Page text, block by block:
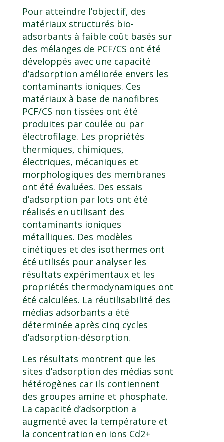
Pour atteindre l’objectif, des
matériaux structurés bio-
adsorbants à faible coût basés sur
des mélanges de PCF/CS ont été
développés avec une capacité
d’adsorption améliorée envers les
contaminants ioniques. Ces
matériaux à base de nanofibres
PCF/CS non tissées ont été
produites par coulée ou par
électrofilage. Les propriétés
thermiques, chimiques,
électriques, mécaniques et
morphologiques des membranes
ont été évaluées. Des essais
d’adsorption par lots ont été
réalisés en utilisant des
contaminants ioniques
métalliques. Des modèles
cinétiques et des isothermes ont
été utilisés pour analyser les
résultats expérimentaux et les
propriétés thermodynamiques ont
été calculées. La réutilisabilité des
médias adsorbants a été
déterminée après cinq cycles
d’adsorption-désorption.
Les résultats montrent que les
sites d’adsorption des médias sont
hétérogènes car ils contiennent
des groupes amine et phosphate.
La capacité d’adsorption a
augmenté avec la température et
la concentration en ions Cd2+